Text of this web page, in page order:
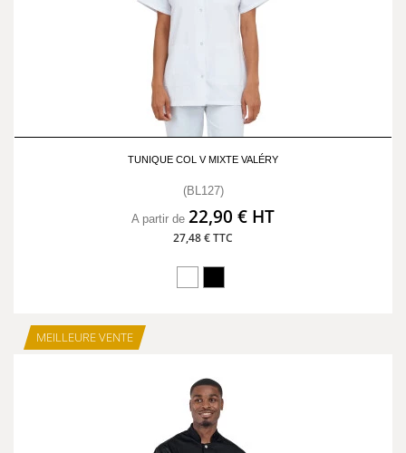
TUNIQUE COL V MIXTE VALÉRY
(BL127)
A partir de 22,90 € HT
27,48 € TTC
MEILLEURE VENTE